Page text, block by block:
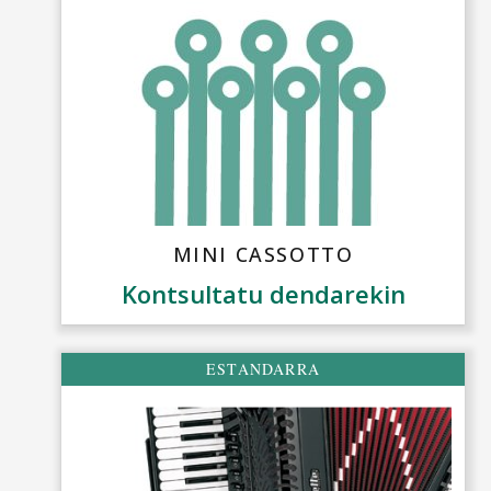
MINI CASSOTTO
Kontsultatu dendarekin
ESTANDARRA